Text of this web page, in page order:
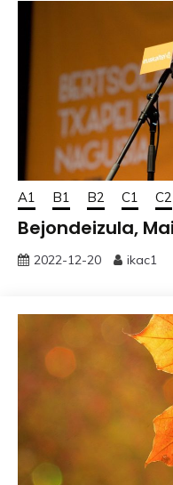
A1 B1 B2 C1 C2
Bejondeizula,
2022-12-20 ikac1